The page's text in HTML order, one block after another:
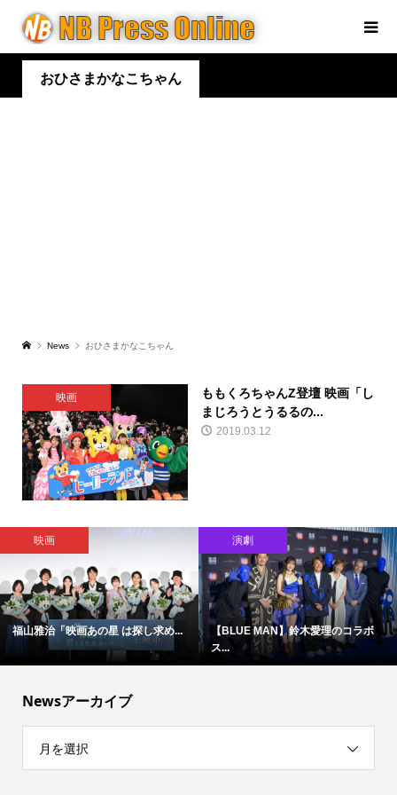
おひさまかなこちゃん
News おひさまかなこちゃん
映画
ももくろちゃんZ登壇 映画「し
まじろうとうるるの...
2019.03.12
映画
福山雅治「映画あの星 は探し求め...
演劇
【BLUE MAN】鈴木愛理のコラボ
ス...
Newsアーカイブ
月を選択